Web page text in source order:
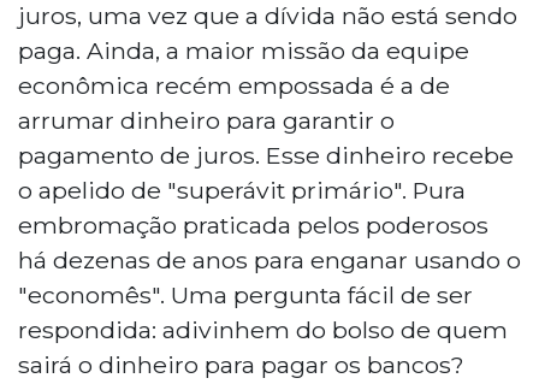
juros, uma vez que a dívida não está sendo
paga. Ainda, a maior missão da equipe
econômica recém empossada é a de
arrumar dinheiro para garantir o
pagamento de juros. Esse dinheiro recebe
o apelido de "superávit primário". Pura
embromação praticada pelos poderosos
há dezenas de anos para enganar usando o
"economês". Uma pergunta fácil de ser
respondida: adivinhem do bolso de quem
sairá o dinheiro para pagar os bancos?